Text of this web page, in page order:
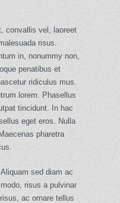
convallis vel, laoreet
risus.
in, nonummy non,
penatibus et
ridiculus mus.
lorem. Phasellus
tincidunt. In hac
eget eros. Nulla
pharetra
sed diam ac
risus a pulvinar
ac ornare tellus